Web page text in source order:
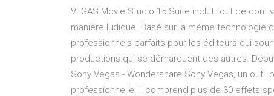
VEGAS Movie Studio 15 Suite inclut tout ce
manière ludique. Basé sur la même technologie
professionnels parfaits pour les éditeurs qui
productions qui se démarquent des autres.
Sony Vegas - Wondershare Sony Vegas, un
professionnelle. Il comprend plus de 30 effets